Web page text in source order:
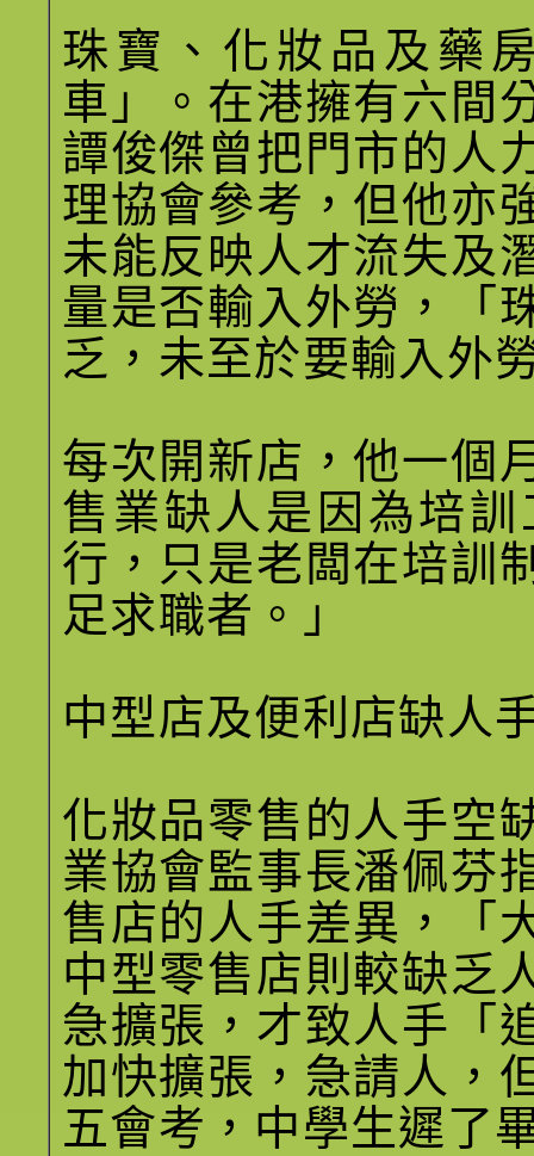
珠寶、化妝品及藥
車」。在港擁有六間
譚俊傑曾把門市的人
理協會參考，但他亦
未能反映人才流失及
量是否輸入外勞，「
乏，未至於要輸入外
每次開新店，他一個
售業缺人是因為培
行，只是老闆在培訓
足求職者。」
中型店及便利店缺人
化妝品零售的人手空
業協會監事長潘佩芬
售店的人手差異，「
中型零售店則較缺乏
急擴張，才致人手「
加快擴張，急請人，
五會考，中學生遲了